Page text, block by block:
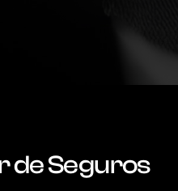
de Seguros